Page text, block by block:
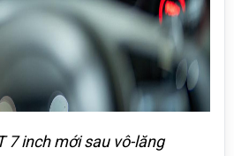
7 inch mới sau vô-lăng